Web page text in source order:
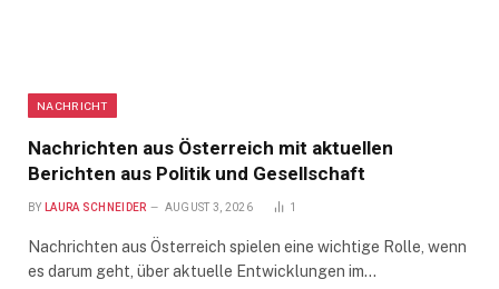
NACHRICHT
Nachrichten aus Österreich mit aktuellen
Berichten aus Politik und Gesellschaft
BY LAURA SCHNEIDER AUGUST 3, 2026 1
Nachrichten aus Österreich spielen eine wichtige Rolle, wenn
es darum geht, über aktuelle Entwicklungen im…